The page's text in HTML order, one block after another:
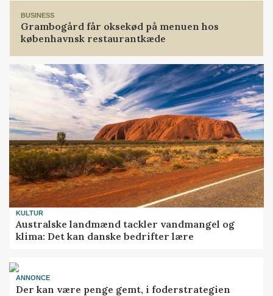
BUSINESS
Grambogård får oksekød på menuen hos
københavnsk restaurantkæde
KULTUR
Australske landmænd tackler vandmangel og
klima: Det kan danske bedrifter lære
ANNONCE
Der kan være penge gemt, i foderstrategien